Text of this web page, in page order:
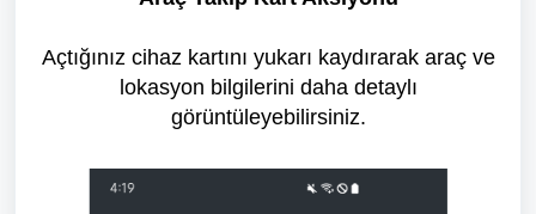
Açtığınız cihaz kartını yukarı kaydırarak araç ve
lokasyon bilgilerini daha detaylı
görüntüleyebilirsiniz.